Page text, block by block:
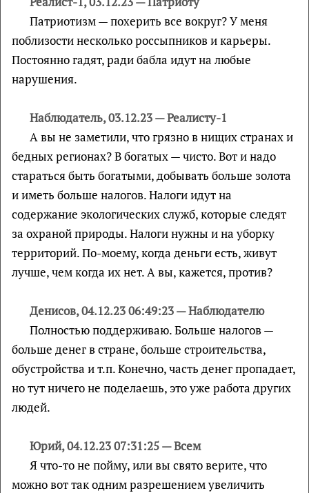
Патриотизм — похерить все вокруг? У меня
поблизости несколько россыпников и карьеры.
Постоянно гадят, ради бабла идут на любые
нарушения.
Наблюдатель, 03.12.23 — Реалисту-1
А вы не заметили, что грязно в нищих странах и
бедных регионах? В богатых — чисто. Вот и надо
стараться быть богатыми, добывать больше золота
и иметь больше налогов. Налоги идут на
содержание экологических служб, которые следят
за охраной природы. Налоги нужны и на уборку
территорий. По-моему, когда деньги есть, живут
лучше, чем когда их нет. А вы, кажется, против?
Денисов, 04.12.23 06:49:23 — Наблюдателю
Полностью поддерживаю. Больше налогов —
больше денег в стране, больше строительства,
обустройства и т.п. Конечно, часть денег пропадает,
но тут ничего не поделаешь, это уже работа других
людей.
Юрий, 04.12.23 07:31:25 — Всем
Я что-то не пойму, или вы свято верите, что
можно вот так одним разрешением увеличить